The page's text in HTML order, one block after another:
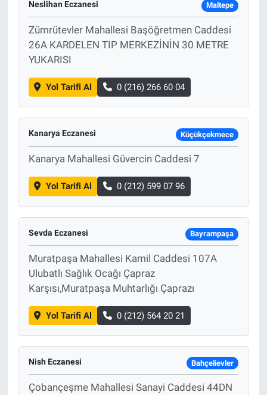
Neslihan Eczanesi Maltepe
Zümrütevler Mahallesi Başöğretmen Caddesi
26A KARDELEN TIP MERKEZİNİN 30 METRE
YUKARISI
Yol Tarifi Al 0 (216) 266 60 04
Kanarya Eczanesi Küçükçekmece
Kanarya Mahallesi Güvercin Caddesi 7
Yol Tarifi Al 0 (212) 599 07 96
Sevda Eczanesi Bayrampaşa
Muratpaşa Mahallesi Kamil Caddesi 107A
Ulubatlı Sağlık Ocağı Çapraz
Karşısı,Muratpaşa Muhtarlığı Çaprazı
Yol Tarifi Al 0 (212) 564 20 21
Nish Eczanesi Bahçelievler
Çobançeşme Mahallesi Sanayi Caddesi 44DN